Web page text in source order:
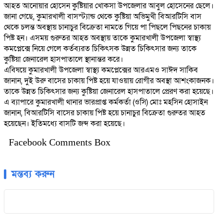
আহত আনোয়ার হোসেন কুষ্টিয়ার খোকসা উপজেলার আবুল হোসেনের ছেলে।
জানা গেছে, কুমারখালী বাসস্ট্যান্ড থেকে কুষ্টিয়া অভিমুখী বিআরটিসি বাস
থেকে চলন্ত অবস্থায় চানাচুর বিক্রেতা নামতে গিয়ে পা পিছলে পিছনের চাকায়
পিষ্ট হন। এসময় গুরুতর আহত অবস্থায় তাকে কুমারখালী উপজেলা স্বাস্থ্য
কমপ্লেক্সে নিয়ে গেলে কর্তব্যরত চিকিৎসক উন্নত চিকিৎসার জন্য তাকে
কুষ্টিয়া জেনারেল হাসপাতালে স্থানান্তর করে।
এবিষয়ে কুমারখালী উপজেলা স্বাস্থ্য কমপ্লেক্সের আরএমও সাঈদ সাকিব
জানান, দুই উরু বাসের চাকায় পিষ্ট হয়ে যাওয়ায় রোগীর অবস্থা আশংকাজনক।
তাকে উন্নত চিকিৎসার জন্য কুষ্টিয়া জেনারেল হাসপাতালে প্রেরণ করা হয়েছে।
এ ব্যাপারে কুমারখালী থানার ভারপ্রাপ্ত কর্মকর্তা (ওসি) মোঃ মহসিন হোসাইন
জানান, বিআরটিসি বাসের চাকায় পিষ্ট হয়ে চানাচুর বিক্রেতা গুরুতর আহত
হয়েছেন। ইতিমধ্যে বাসটি জব্দ করা হয়েছে।
Facebook Comments Box
মন্তব্য করুন